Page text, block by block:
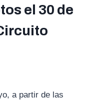
el 30 de
a partir de las